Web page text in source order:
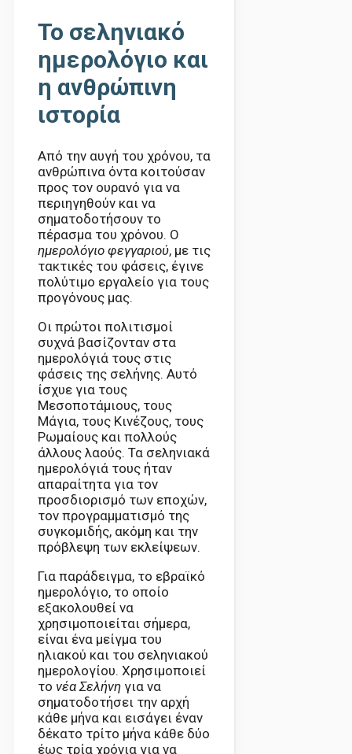
Το σεληνιακό
ημερολόγιο και
η ανθρώπινη
ιστορία
Από την αυγή του χρόνου, τα
ανθρώπινα όντα κοιτούσαν
προς τον ουρανό για να
περιηγηθούν και να
σηματοδοτήσουν το
πέρασμα του χρόνου. Ο
ημερολόγιο φεγγαριού, με τις
τακτικές του φάσεις, έγινε
πολύτιμο εργαλείο για τους
προγόνους μας.
Οι πρώτοι πολιτισμοί
συχνά βασίζονταν στα
ημερολόγιά τους στις
φάσεις της σελήνης. Αυτό
ίσχυε για τους
Μεσοποτάμιους, τους
Μάγια, τους Κινέζους, τους
Ρωμαίους και πολλούς
άλλους λαούς. Τα σεληνιακά
ημερολόγιά τους ήταν
απαραίτητα για τον
προσδιορισμό των εποχών,
τον προγραμματισμό της
συγκομιδής, ακόμη και την
πρόβλεψη των εκλείψεων.
Για παράδειγμα, το εβραϊκό
ημερολόγιο, το οποίο
εξακολουθεί να
χρησιμοποιείται σήμερα,
είναι ένα μείγμα του
ηλιακού και του σεληνιακού
ημερολογίου. Χρησιμοποιεί
το νέα Σελήνη για να
σηματοδοτήσει την αρχή
κάθε μήνα και εισάγει έναν
δέκατο τρίτο μήνα κάθε δύο
έως τρία χρόνια για να